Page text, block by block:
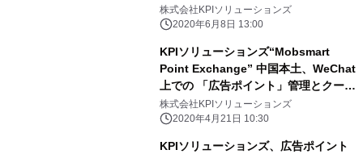
「Beney(ベニー)」が120種以上のポ
イントと交換可能に
株式会社KPIソリューションズ
2020年6月8日 13:00
KPIソリューションズ“Mobsmart
Point Exchange” 中国本土、WeChat
上での 「広告ポイント」管理とクーポ
ン発行を実現
株式会社KPIソリューションズ
2020年4月21日 10:30
KPIソリューションズ、広告ポイント